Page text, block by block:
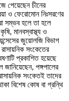
পেয়েছেন চীনের
ও ফেরোমোন নিঃসরণের
সম্ভব হলে তা হলে
মানবস্বাস্থ্য ও
জুয়োলজি বিভাগ
সংকেতের
প্রকাশিত হয়েছে
জানিয়েছেন, পঙ্গপালের
সংকেতই তাদের
বিশেষ কোষ বা গ্রন্থি